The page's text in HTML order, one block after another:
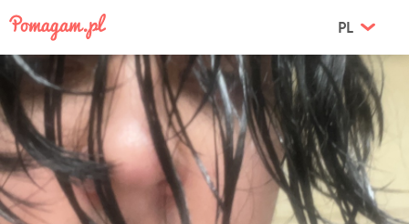
PL